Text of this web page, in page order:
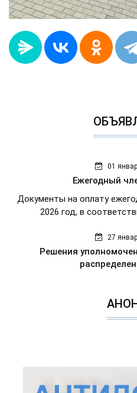
01
Ежегодный
Документы на оплату
2026 год, в
27
Решения